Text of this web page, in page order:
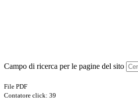
Campo di ricerca per le pagine del sito
File PDF
Contatore click: 39